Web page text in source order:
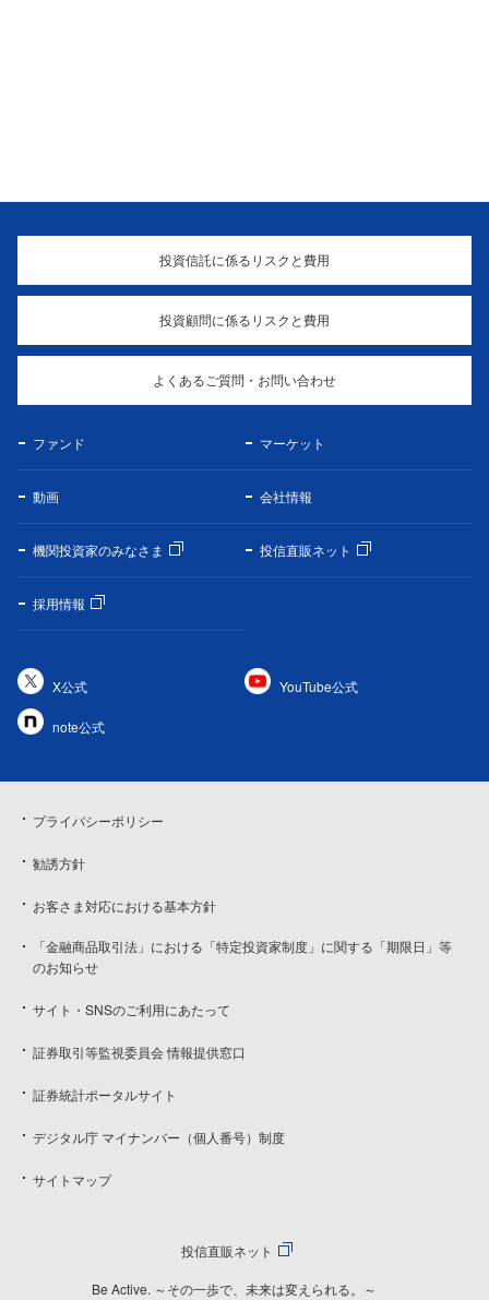
投資信託に係るリスクと費用
投資顧問に係るリスクと費用
よくあるご質問・お問い合わせ
ファンド マーケット
動画 会社情報
機関投資家のみなさま 投信直販ネット
採用情報
X公式 YouTube公式
note公式
プライバシーポリシー
勧誘方針
お客さま対応における基本方針
「金融商品取引法」における「特定投資家制度」に関する「期限日」等
のお知らせ
サイト・SNSのご利用にあたって
証券取引等監視委員会 情報提供窓口
証券統計ポータルサイト
デジタル庁 マイナンバー（個人番号）制度
サイトマップ
投信直販ネット
Be Active. ～その一歩で、未来は変えられる。～